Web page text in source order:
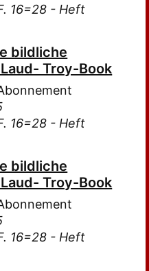
16=28 - Heft
bildliche
Troy-Book
16=28 - Heft
bildliche
Troy-Book
16=28 - Heft